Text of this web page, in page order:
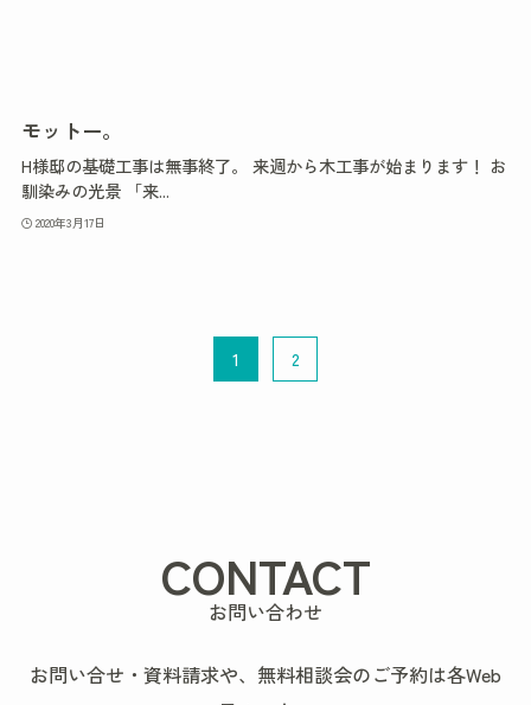
モットー。
H様邸の基礎工事は無事終了。 来週から木工事が始まります！ お
馴染みの光景 「来...
2020年3月17日
1 2
CONTACT
お問い合わせ
お問い合せ・資料請求や、無料相談会のご予約は各Web